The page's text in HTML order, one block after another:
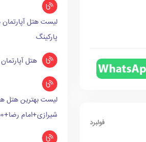
فولبرد
لیست هتل
پارکینگ
هتل
شیرازی+امام رضا+50% تخفیف